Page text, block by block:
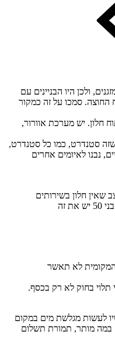
ולכן היו הבניינים עם
החוצה. סמכו על זה כמקור
חלון. יש מערכת אוורור,
סטנדרט, כמו כל סטנדרט,
נבנו לאיומים אחרים
שאין חלון בשירותים
זה
המקומית לא תאשר
תלוי בחוק לא רק בכסף.
לעשות מגלשת מים במקום
מותר, תמורת תשלום